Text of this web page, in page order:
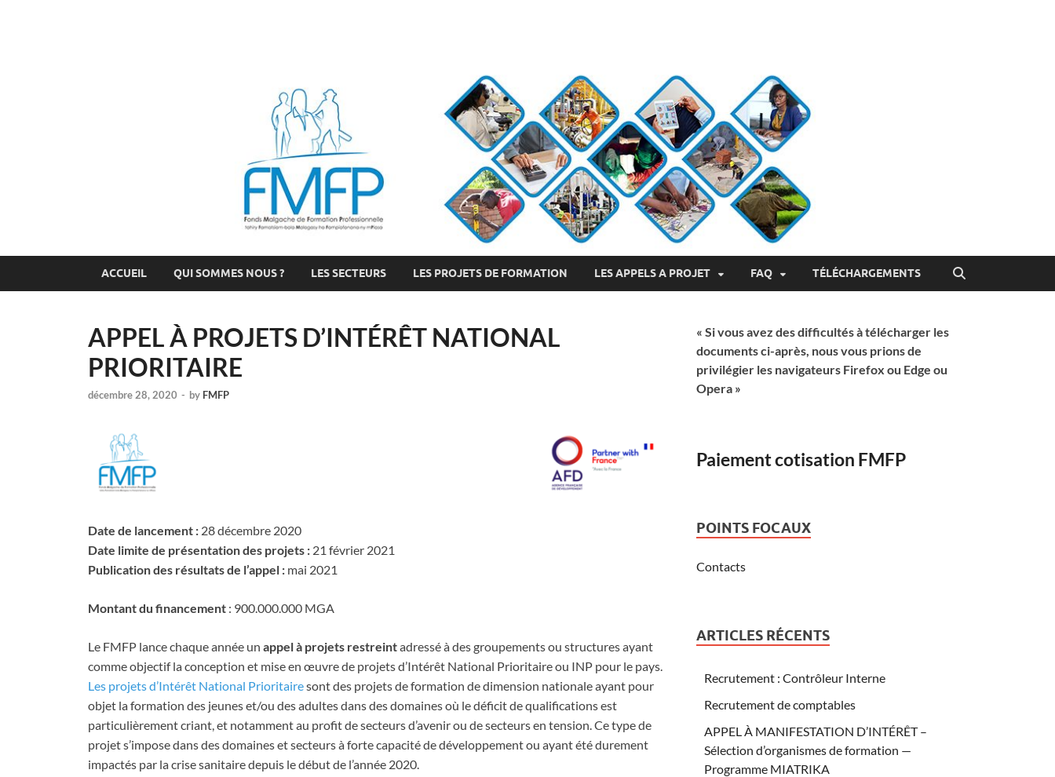
ACCUEIL QUI SOMMES NOUS ? LES SECTEURS LES PROJETS DE FORMATION LES APPELS A PROJET FAQ TÉLÉCHARGEMENTS
APPEL À PROJETS D’INTÉRÊT NATIONAL
PRIORITAIRE
décembre 28, 2020 - by FMFP
Date de lancement : 28 décembre 2020
Date limite de présentation des projets : 21 février 2021
Publication des résultats de l’appel : mai 2021
Montant du financement : 900.000.000 MGA
Le FMFP lance chaque année un appel à projets restreintadressé à des groupements ou structures ayant
comme objectif la conception et mise en œuvre de projets d’Intérêt National Prioritaire ou INP pour le pays.
Les projets d’Intérêt National Prioritairesont des projets de formation de dimension nationale ayant pour
objet la formation des jeunes et/ou des adultes dans des domaines où le déficit de qualifications est
particulièrement criant, et notamment au profit de secteurs d’avenir ou de secteurs en tension. Ce type de
projet s’impose dans des domaines et secteurs à forte capacité de développement ou ayant été durement
impactés par la crise sanitaire depuis le début de l’année 2020.
« Si vous avez des difficultés à télécharger les
documents ci-après, nous vous prions de
privilégier les navigateurs Firefox ou Edge ou
Opera »
Paiement cotisation FMFP
POINTS FOCAUX
Contacts
ARTICLES RÉCENTS
Recrutement : Contrôleur Interne
Recrutement de comptables
APPEL À MANIFESTATION D’INTÉRÊT –
Sélection d’organismes de formation —
Programme MIATRIKA